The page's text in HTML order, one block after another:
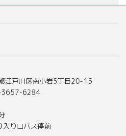
江戸川区南小岩5丁目20-15
3657-6284
り口バス停前